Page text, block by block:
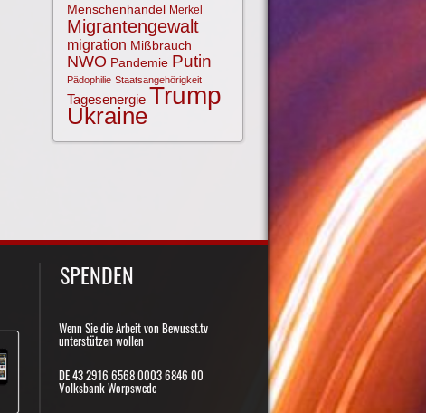
Menschenhandel Merkel
Migrantengewalt
migration Mißbrauch
NWO Pandemie Putin
Pädophilie Staatsangehörigkeit
Tagesenergie Trump
Ukraine
SPENDEN
Wenn Sie die Arbeit von Bewusst.tv
unterstützen wollen
DE 43 2916 6568 0003 6846 00
Volksbank Worpswede